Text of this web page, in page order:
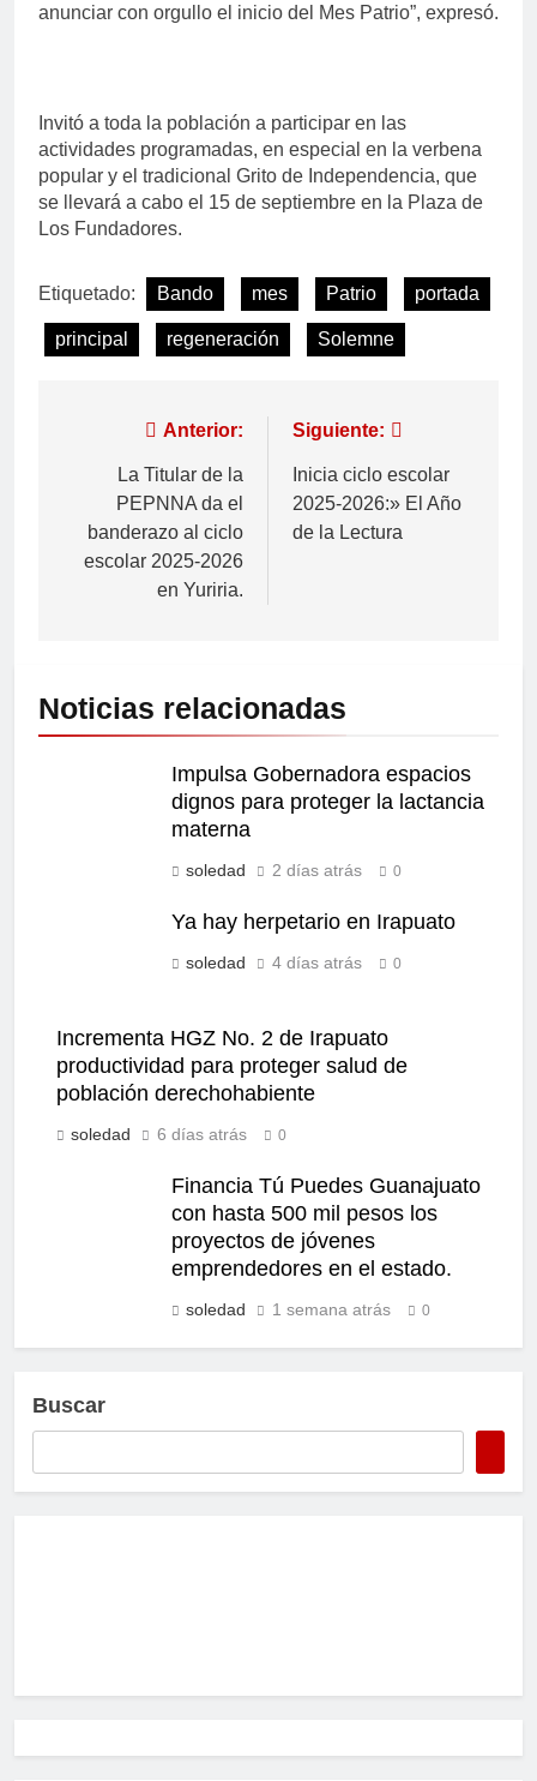
anunciar con orgullo el inicio del Mes Patrio”, expresó.
Invitó a toda la población a participar en las
actividades programadas, en especial en la verbena
popular y el tradicional Grito de Independencia, que
se llevará a cabo el 15 de septiembre en la Plaza de
Los Fundadores.
Etiquetado: Bando mes Patrio portada
principal regeneración Solemne
Anterior:
La Titular de la
PEPNNA da el
banderazo al ciclo
escolar 2025-2026
en Yuriria.
Siguiente:
Inicia ciclo escolar
2025-2026:» El Año
de la Lectura
Noticias relacionadas
Impulsa Gobernadora espacios
dignos para proteger la lactancia
materna
soledad 2 días atrás 0
Ya hay herpetario en Irapuato
soledad 4 días atrás 0
Incrementa HGZ No. 2 de Irapuato
productividad para proteger salud de
población derechohabiente
soledad 6 días atrás 0
Financia Tú Puedes Guanajuato
con hasta 500 mil pesos los
proyectos de jóvenes
emprendedores en el estado.
soledad 1 semana atrás 0
Buscar